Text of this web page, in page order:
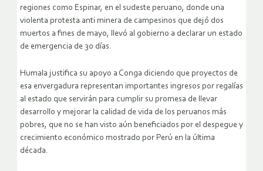
regiones como Espinar, en el sudeste peruano, donde una
violenta protesta anti minera de campesinos que dejó dos
muertos a fines de mayo, llevó al gobierno a declarar un estado
de emergencia de 30 días.
Humala justifica su apoyo a Conga diciendo que proyectos de
esa envergadura representan importantes ingresos por regalías
al estado que servirán para cumplir su promesa de llevar
desarrollo y mejorar la calidad de vida de los peruanos más
pobres, que no se han visto aún beneficiados por el despegue y
crecimiento económico mostrado por Perú en la última
década.